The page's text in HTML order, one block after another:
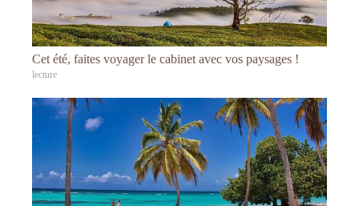
Cet été, faites voyager le cabinet avec vos paysages !
lecture